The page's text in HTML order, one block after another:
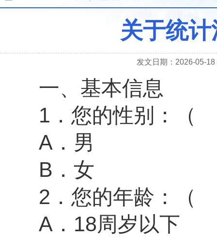
关于统
发文日期：2026-05-18
一、基本信息
1．您的性别：（
A．男
B．女
2．您的年龄：（
A．18周岁以下